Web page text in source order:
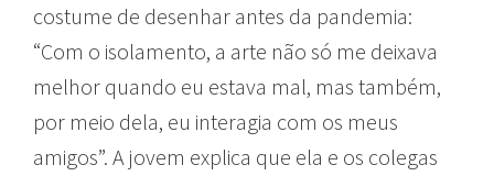
costume de desenhar antes da pandemia:
“Com o isolamento, a arte não só me deixava
melhor quando eu estava mal, mas também,
por meio dela, eu interagia com os meus
amigos”. A jovem explica que ela e os colegas